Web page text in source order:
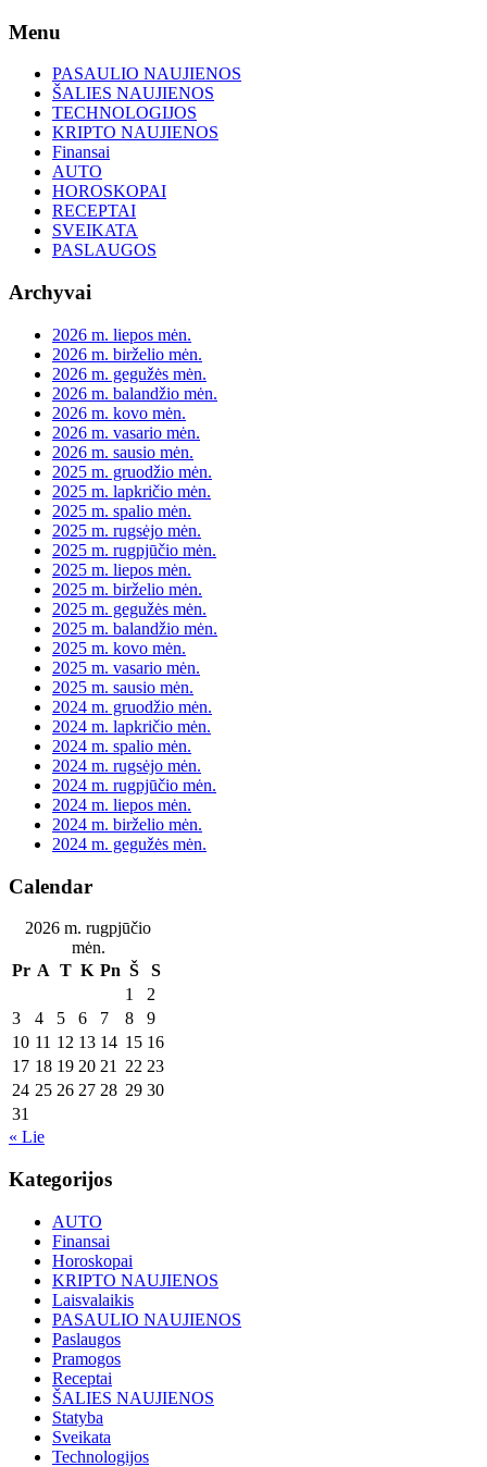
Skip
content
Menu
PASAULIO NAUJIENOS
ŠALIES NAUJIENOS
TECHNOLOGIJOS
KRIPTO NAUJIENOS
Finansai
AUTO
HOROSKOPAI
RECEPTAI
SVEIKATA
PASLAUGOS
Archyvai
2026 m. liepos mėn.
2026 m. birželio mėn.
2026 m. gegužės mėn.
2026 m. balandžio mėn.
2026 m. kovo mėn.
2026 m. vasario mėn.
2026 m. sausio mėn.
2025 m. gruodžio mėn.
2025 m. lapkričio mėn.
2025 m. spalio mėn.
2025 m. rugsėjo mėn.
2025 m. rugpjūčio mėn.
2025 m. liepos mėn.
2025 m. birželio mėn.
2025 m. gegužės mėn.
2025 m. balandžio mėn.
2025 m. kovo mėn.
2025 m. vasario mėn.
2025 m. sausio mėn.
2024 m. gruodžio mėn.
2024 m. lapkričio mėn.
2024 m. spalio mėn.
2024 m. rugsėjo mėn.
2024 m. rugpjūčio mėn.
2024 m. liepos mėn.
2024 m. birželio mėn.
2024 m. gegužės mėn.
Calendar
2026 m. rugpjūčio
mėn.
Pr A T K Pn Š
S
1
2
3
4 5 6 7 8
9
10 11 12 13 14 15 16
17 18 19 20 21 22 23
24 25 26 27 28 29 30
31
« Lie
Kategorijos
AUTO
Finansai
Horoskopai
KRIPTO NAUJIENOS
Laisvalaikis
PASAULIO NAUJIENOS
Paslaugos
Pramogos
Receptai
ŠALIES NAUJIENOS
Statyba
Sveikata
Technologijos